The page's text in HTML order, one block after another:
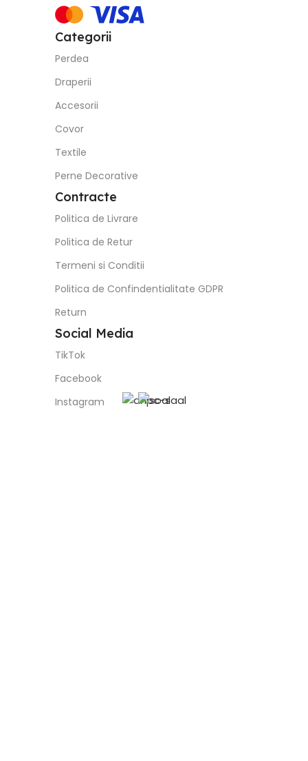
Categorii
Perdea
Draperii
Accesorii
Covor
Textile
Perne Decorative
Contracte
Politica de Livrare
Politica de Retur
Termeni si Conditii
Politica de Confindentialitate GDPR
Return
Social Media
TikTok
Facebook
Instagram